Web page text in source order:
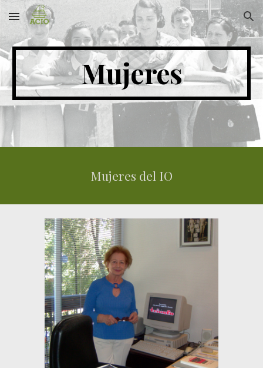
Skip to main content Skip to navigation
Mujeres
Mujeres del IO